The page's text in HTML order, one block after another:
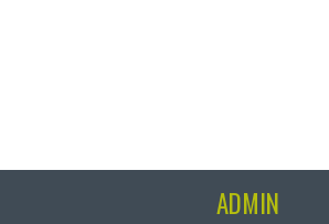
ADMIN